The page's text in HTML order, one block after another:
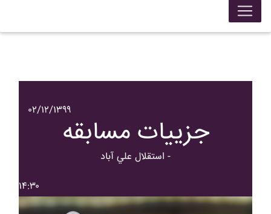
۰۲/۱۲/۱۳۹۹
جزییات مسابقه
استقلال علي آباد -
۱۴:۳۰